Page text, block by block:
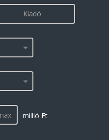
Kiadó
millió Ft